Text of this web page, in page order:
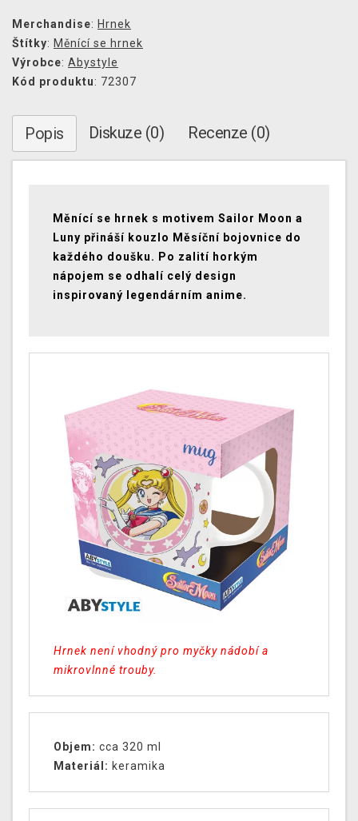
Merchandise: Hrnek
Štítky: Měnící se hrnek
Výrobce: Abystyle
Kód produktu: 72307
Popis Diskuze (0) Recenze (0)
Měnící se hrnek s motivem Sailor Moon a
Luny přináší kouzlo Měsíční bojovnice do
každého doušku. Po zalití horkým
nápojem se odhalí celý design
inspirovaný legendárním anime.
Hrnek není vhodný pro myčky nádobí a
mikrovlnné trouby.
Objem: cca 320 ml
Materiál: keramika